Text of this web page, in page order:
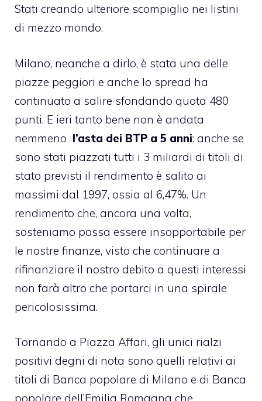
Stati creando ulteriore scompiglio nei listini
di mezzo mondo.
Milano, neanche a dirlo, è stata una delle
piazze peggiori e anche lo spread ha
continuato a salire sfondando quota 480
punti. E ieri tanto bene non è andata
nemmeno l’asta dei BTP a 5 anni: anche se
sono stati piazzati tutti i 3 miliardi di titoli di
stato previsti il rendimento è salito ai
massimi dal 1997, ossia al 6,47%. Un
rendimento che, ancora una volta,
sosteniamo possa essere insopportabile per
le nostre finanze, visto che continuare a
rifinanziare il nostro debito a questi interessi
non farà altro che portarci in una spirale
pericolosissima.
Tornando a Piazza Affari, gli unici rialzi
positivi degni di nota sono quelli relativi ai
titoli di Banca popolare di Milano e di Banca
popolare dell’Emilia Romagna che